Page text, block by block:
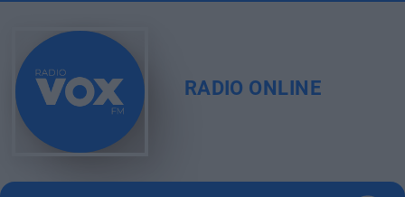
RADIO ONLINE